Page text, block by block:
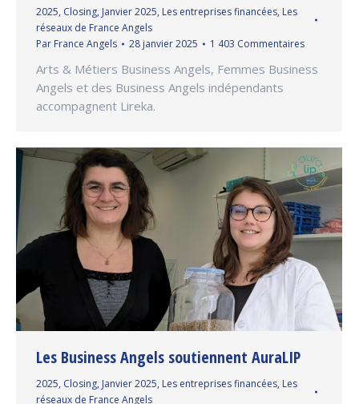
2025, Closing, Janvier 2025, Les entreprises financées, Les
réseaux de France Angels
Par France Angels 28 janvier 2025 1 403 Commentaires
Arts & Métiers Business Angels, Femmes Business
Angels et des Business Angels indépendants
accompagnent Lireka.
Les Business Angels soutiennent AuraLIP
2025, Closing, Janvier 2025, Les entreprises financées, Les
réseaux de France Angels